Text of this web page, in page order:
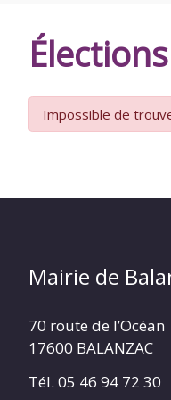
Élections
Impossible de
Mairie de
70 route de l’Océan
17600 BALANZAC
Tél. 05 46 94 72 30